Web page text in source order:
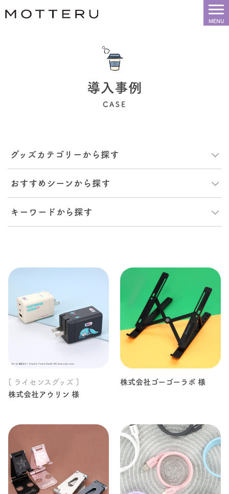
導入事例
CASE
グッズカテゴリーから探す
おすすめシーンから探す
キーワードから探す
[ ライセンスグッズ ]
株式会社アウリン 様
株式会社ゴーゴーラボ 様